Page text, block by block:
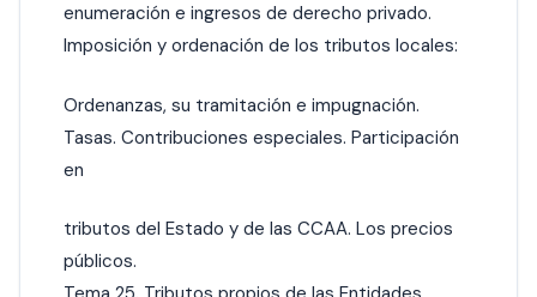
enumeración e ingresos de derecho privado.
lmposición y ordenación de los tributos locales:
Ordenanzas, su tramitación e impugnación.
Tasas. Contribuciones especiales. Participación
en
tributos del Estado y de las CCAA. Los precios
públicos.